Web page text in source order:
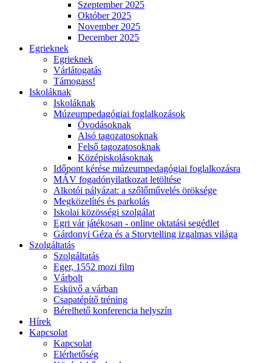
Szeptember 2025
Október 2025
November 2025
December 2025
Egrieknek
Egrieknek
Várlátogatás
Támogass!
Iskoláknak
Iskoláknak
Múzeumpedagógiai foglalkozások
Óvodásoknak
Alsó tagozatosoknak
Felső tagozatosoknak
Középiskolásoknak
Időpont kérése múzeumpedagógiai foglalkozásra
MÁV fogadónyilatkozat letöltése
Alkotói pályázat: a szőlőművelés öröksége
Megközelítés és parkolás
Iskolai közösségi szolgálat
Egri vár játékosan - online oktatási segédlet
Gárdonyi Géza és a Storytelling izgalmas világa
Szolgáltatás
Szolgáltatás
Eger, 1552 mozi film
Várbolt
Esküvő a várban
Csapatépítő tréning
Bérelhető konferencia helyszín
Hírek
Kapcsolat
Kapcsolat
Elérhetőség